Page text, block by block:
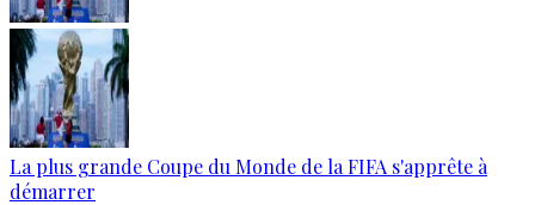
La plus grande Coupe du Monde de la FIFA s'apprête à
démarrer